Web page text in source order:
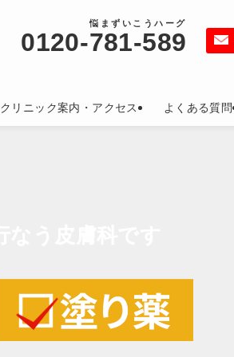
0120-781-589
悩まずいこうハーグ
クリニック案内・アクセス よくある質問